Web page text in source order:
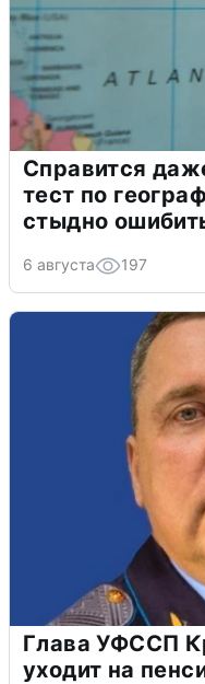
Справится
тест по
стыдно
6 августа 197
Глава УФССП
уходит на